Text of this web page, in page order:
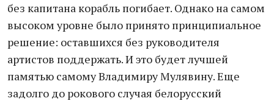
без капитана корабль погибает. Однако на самом
высоком уровне было принято принципиальное
решение: оставшихся без руководителя
артистов поддержать. И это будет лучшей
памятью самому Владимиру Мулявину. Еще
задолго до рокового случая белорусский